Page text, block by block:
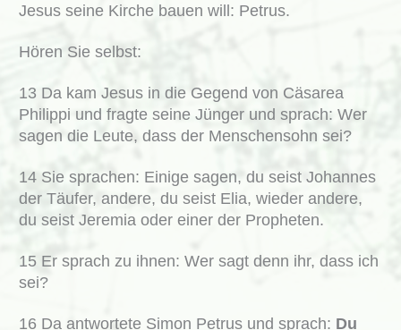
Jesus seine Kirche bauen will: Petrus.
Hören Sie selbst:
13 Da kam Jesus in die Gegend von Cäsarea
Philippi und fragte seine Jünger und sprach: Wer
sagen die Leute, dass der Menschensohn sei?
14 Sie sprachen: Einige sagen, du seist Johannes
der Täufer, andere, du seist Elia, wieder andere,
du seist Jeremia oder einer der Propheten.
15 Er sprach zu ihnen: Wer sagt denn ihr, dass ich
sei?
16 Da antwortete Simon Petrus und sprach: Du